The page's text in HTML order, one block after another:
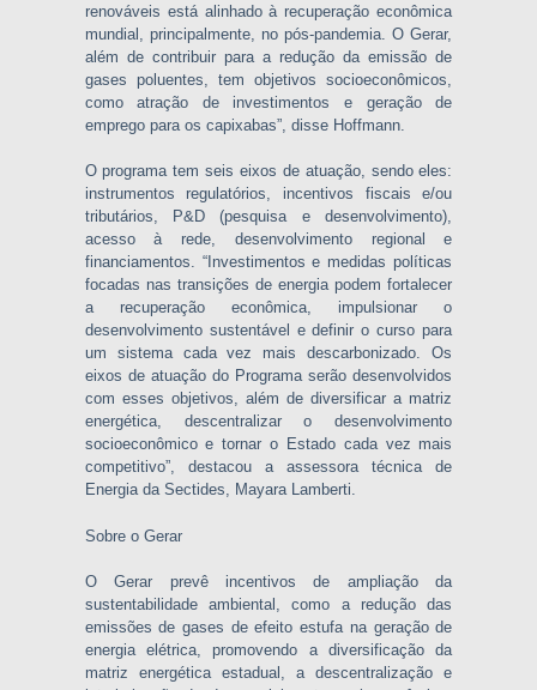
renováveis está alinhado à recuperação econômica
mundial, principalmente, no pós-pandemia. O Gerar,
além de contribuir para a redução da emissão de
gases poluentes, tem objetivos socioeconômicos,
como atração de investimentos e geração de
emprego para os capixabas”, disse Hoffmann.
O programa tem seis eixos de atuação, sendo eles:
instrumentos regulatórios, incentivos fiscais e/ou
tributários, P&D (pesquisa e desenvolvimento),
acesso à rede, desenvolvimento regional e
financiamentos. “Investimentos e medidas políticas
focadas nas transições de energia podem fortalecer
a recuperação econômica, impulsionar o
desenvolvimento sustentável e definir o curso para
um sistema cada vez mais descarbonizado. Os
eixos de atuação do Programa serão desenvolvidos
com esses objetivos, além de diversificar a matriz
energética, descentralizar o desenvolvimento
socioeconômico e tornar o Estado cada vez mais
competitivo”, destacou a assessora técnica de
Energia da Sectides, Mayara Lamberti.
Sobre o Gerar
O Gerar prevê incentivos de ampliação da
sustentabilidade ambiental, como a redução das
emissões de gases de efeito estufa na geração de
energia elétrica, promovendo a diversificação da
matriz energética estadual, a descentralização e